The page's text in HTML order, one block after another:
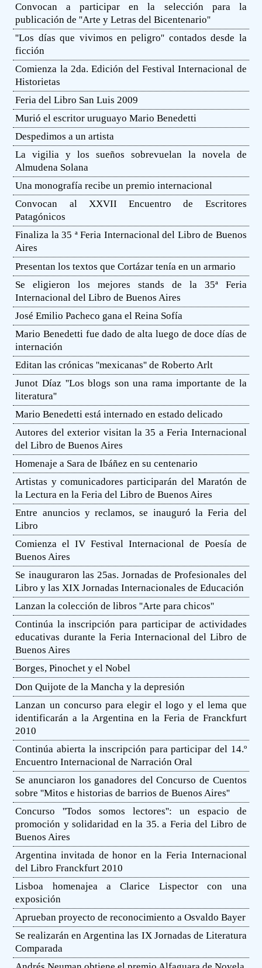
Convocan a participar en la selección para la
publicación de ''Arte y Letras del Bicentenario''
''Los días que vivimos en peligro'' contados desde la
ficción
Comienza la 2da. Edición del Festival Internacional de
Historietas
Feria del Libro San Luis 2009
Murió el escritor uruguayo Mario Benedetti
Despedimos a un artista
La vigilia y los sueños sobrevuelan la novela de
Almudena Solana
Una monografía recibe un premio internacional
Convocan al XXVII Encuentro de Escritores
Patagónicos
Finaliza la 35 ª Feria Internacional del Libro de Buenos
Aires
Presentan los textos que Cortázar tenía en un armario
Se eligieron los mejores stands de la 35ª Feria
Internacional del Libro de Buenos Aires
José Emilio Pacheco gana el Reina Sofía
Mario Benedetti fue dado de alta luego de doce días de
internación
Editan las crónicas ''mexicanas'' de Roberto Arlt
Junot Díaz ''Los blogs son una rama importante de la
literatura''
Mario Benedetti está internado en estado delicado
Autores del exterior visitan la 35 a Feria Internacional
del Libro de Buenos Aires
Homenaje a Sara de Ibáñez en su centenario
Artistas y comunicadores participarán del Maratón de
la Lectura en la Feria del Libro de Buenos Aires
Entre anuncios y reclamos, se inauguró la Feria del
Libro
Comienza el IV Festival Internacional de Poesía de
Buenos Aires
Se inauguraron las 25as. Jornadas de Profesionales del
Libro y las XIX Jornadas Internacionales de Educación
Lanzan la colección de libros ''Arte para chicos''
Continúa la inscripción para participar de actividades
educativas durante la Feria Internacional del Libro de
Buenos Aires
Borges, Pinochet y el Nobel
Don Quijote de la Mancha y la depresión
Lanzan un concurso para elegir el logo y el lema que
identificarán a la Argentina en la Feria de Franckfurt
2010
Continúa abierta la inscripción para participar del 14.º
Encuentro Internacional de Narración Oral
Se anunciaron los ganadores del Concurso de Cuentos
sobre ''Mitos e historias de barrios de Buenos Aires''
Concurso ''Todos somos lectores'': un espacio de
promoción y solidaridad en la 35. a Feria del Libro de
Buenos Aires
Argentina invitada de honor en la Feria Internacional
del Libro Franckfurt 2010
Lisboa homenajea a Clarice Lispector con una
exposición
Aprueban proyecto de reconocimiento a Osvaldo Bayer
Se realizarán en Argentina las IX Jornadas de Literatura
Comparada